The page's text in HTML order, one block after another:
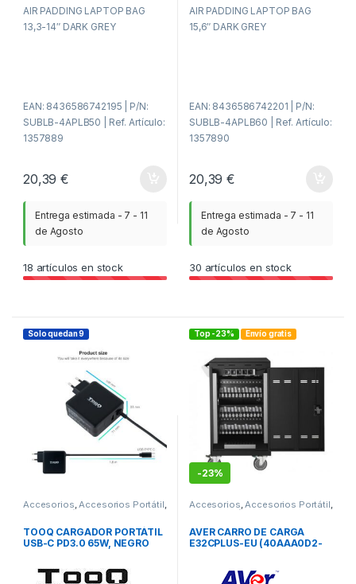
u
r
AIR PADDING LAPTOP BAG
13,3-14″ DARK GREY
EAN: 8436586742195 | P/N:
SUBLB-4APLB50 | Ref. Artículo:
1357889
20,39€
Entrega estimada - 7 - 11
de Agosto
18 artículos en stock
u
r
AIR PADDING LAPTOP BAG
15,6″ DARK GREY
EAN: 8436586742201 | P/N:
SUBLB-4APLB60 | Ref. Artículo:
1357890
20,39€
Entrega estimada - 7 - 11
de Agosto
30 artículos en stock
Solo quedan 9
Accesorios,Accesorios Portátil,
Alimentación
TOOQ CARGADOR PORTÁTIL
USB-C PD3.0 65W, NEGRO
Top -23% Envío gratis
-23%
Accesorios,Accesorios Portátil,
Alimentación
AVER CARRO DE CARGA
E32CPLUS-EU (40AAA0D2-
15.6″ (EU PLUG)